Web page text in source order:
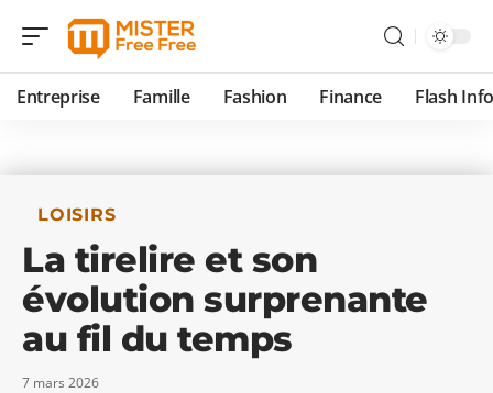
Entreprise Famille Fashion Finance Flash Info
LOISIRS
La tirelire et son
évolution surprenante
au fil du temps
7 mars 2026